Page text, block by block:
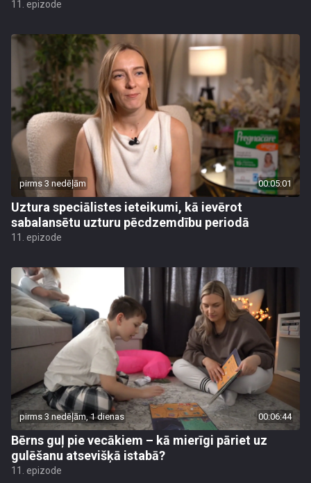
11. epizode
pirms 3 nedēļām 00:05:01
Uztura speciālistes ieteikumi, kā ievērot
sabalansētu uzturu pēcdzemdību periodā
11. epizode
pirms 3 nedēļām, 1 dienas 00:06:44
Bērns guļ pie vecākiem – kā mierīgi pāriet uz
gulēšanu atsevišķā istabā?
11. epizode